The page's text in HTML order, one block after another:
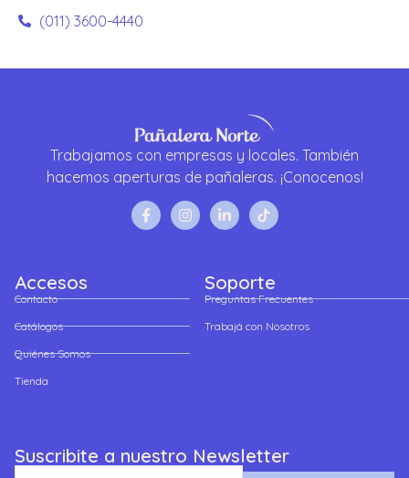
(011) 3600-4440
Trabajamos con empresas y locales. También
hacemos aperturas de pañaleras. ¡Conocenos!
Accesos
Contacto
Catálogos
Quiénes Somos
Tienda
Soporte
Preguntas Frecuentes
Trabajá con Nosotros
Suscribite a nuestro Newsletter